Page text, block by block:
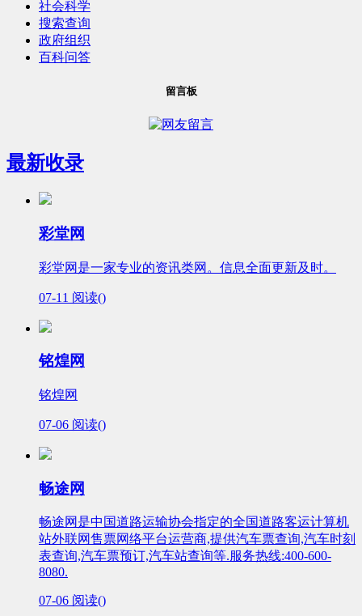
社会科学
搜索查询
政府组织
百科问答
留言板
最新收录
彩堂网
彩堂网是一家专业的资讯类网。信息全面更新及时。
07-11 阅读()
铭煌网
铭煌网
07-06 阅读()
畅途网
畅途网是中国道路运输协会指定的全国道路客运计算机
站外联网售票网络平台运营商,提供汽车票查询,汽车时刻
表查询,汽车票预订,汽车站查询等.服务热线:400-600-
8080.
07-06 阅读()